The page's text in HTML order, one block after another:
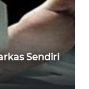
Sendiri